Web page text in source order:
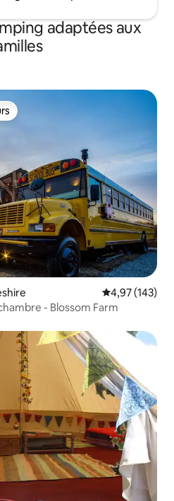
adaptées aux
plus appréciés
Évaluation
4,97 (143)
- Blossom Farm